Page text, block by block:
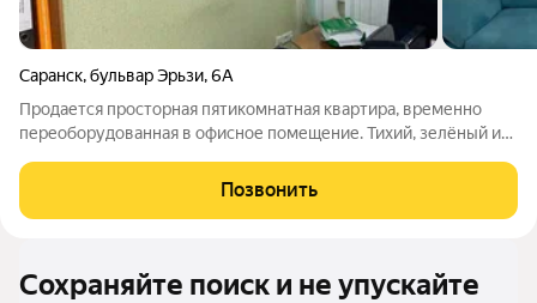
Саранск,бульвар Эрьзи,6А
Продается просторная пятикомнатная квартира, временно
переоборудованная в офисное помещение. Тихий, зелёный и
лучших прогулочных мест Саранска, который в 2026 году по
градостроительному
Позвонить
Сохраняйте поиск и не упускайте